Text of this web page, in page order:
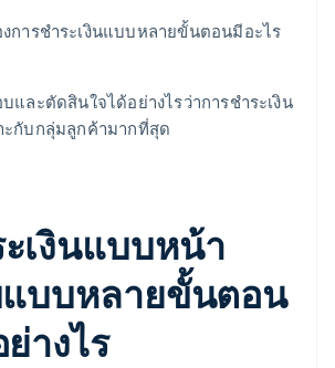
การชำระเงินแบบหลายขั้นตอนมีอะไร
และตัดสินใจได้อย่างไรว่าการชำระเงิน
กับกลุ่มลูกค้ามากที่สุด
เงินแบบหน้า
แบบหลายขั้นตอน
างไร